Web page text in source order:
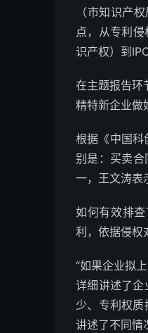
（市知识产
点，从专利
识产权）到
在主题报告环
精特新企业做
根据《中国科
别是：买卖
一，王文涛表
如何有效排
利，依据侵权
“如果企业拟
详细讲述了企
少、专利权
讲述了不同情